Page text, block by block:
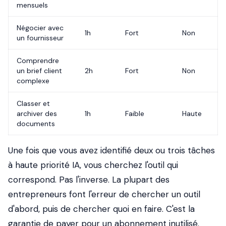
mensuels
Négocier avec
un fournisseur
1h Fort Non
Comprendre
un brief client
complexe
2h Fort Non
Classer et
archiver des
documents
1h Faible Haute
Une fois que vous avez identifié deux ou trois tâches
à haute priorité IA, vous cherchez l'outil qui
correspond. Pas l'inverse. La plupart des
entrepreneurs font l'erreur de chercher un outil
d'abord, puis de chercher quoi en faire. C'est la
garantie de payer pour un abonnement inutilisé.